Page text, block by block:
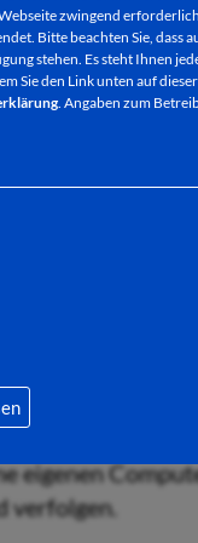
zwingend
Bitte beachten Sie, dass
stehen. Es steht Ihnen
Sie den Link unten auf
. Angaben zum
über den
nach dem
der Sparkasse
der Anmeldung
eigenen
verfolgen.